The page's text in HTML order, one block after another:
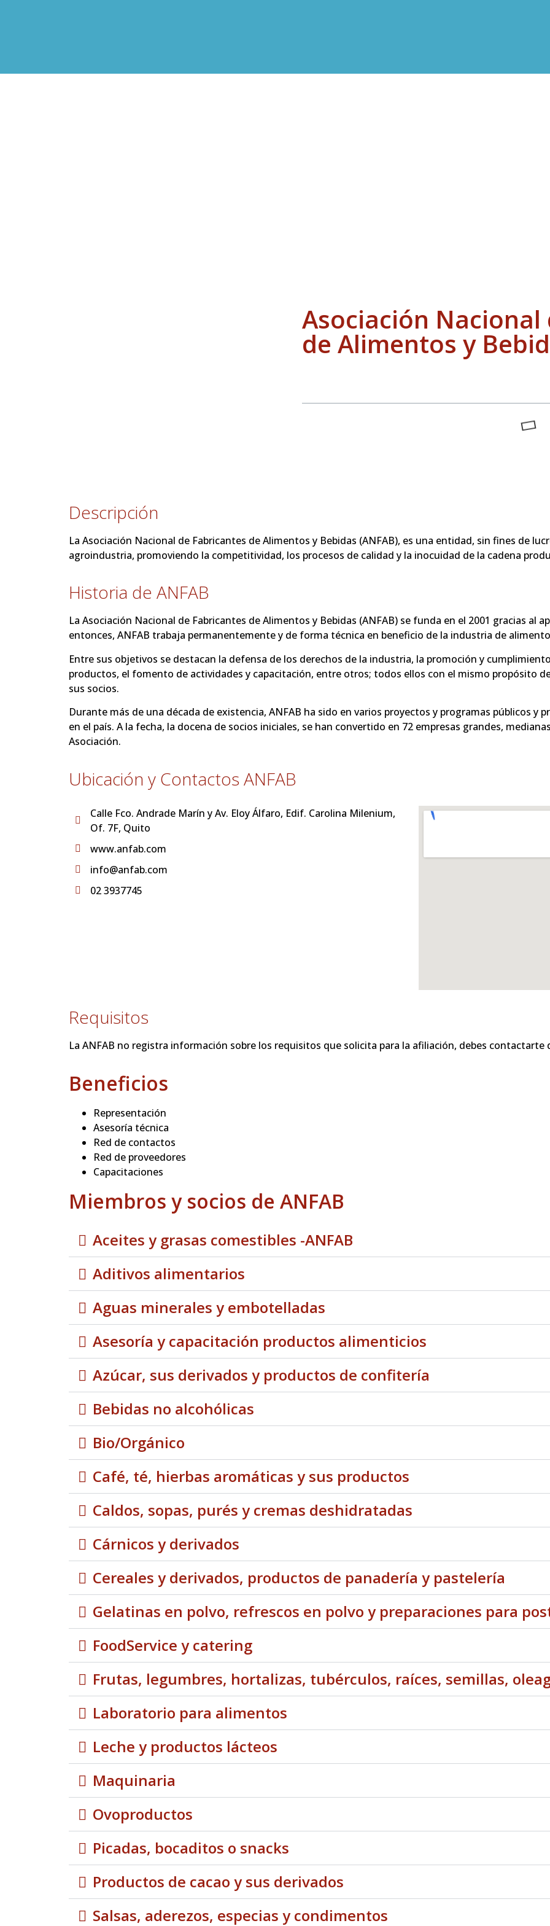
Asociación Nacional
de Alimentos y
Descripción
La Asociación Nacional de Fabricantes de Alimentos y Bebidas (ANFAB), es una entidad, sin fines de
agroindustria, promoviendo la competitividad, los procesos de calidad y la inocuidad de la cadena
Historia de ANFAB
La Asociación Nacional de Fabricantes de Alimentos y Bebidas (ANFAB) se funda en el 2001 gracias al
entonces, ANFAB trabaja permanentemente y de forma técnica en beneficio de la industria de
Entre sus objetivos se destacan la defensa de los derechos de la industria, la promoción y
productos, el fomento de actividades y capacitación, entre otros; todos ellos con el mismo propósito
sus socios.
Durante más de una década de existencia, ANFAB ha sido en varios proyectos y programas públicos y
en el país. A la fecha, la docena de socios iniciales, se han convertido en 72 empresas grandes,
Asociación.
Ubicación y Contactos ANFAB
Calle Fco. Andrade Marín y Av. Eloy Álfaro, Edif. Carolina Milenium,
Of. 7F, Quito
www.anfab.com
info@anfab.com
02 3937745
Requisitos
La ANFAB no registra información sobre los requisitos que solicita para la afiliación, debes contactarte
Beneficios
Representación
Asesoría técnica
Red de contactos
Red de proveedores
Capacitaciones
Miembros y socios de ANFAB
Aceites y grasas comestibles -ANFAB
Aditivos alimentarios
Aguas minerales y embotelladas
Asesoría y capacitación productos alimenticios
Azúcar, sus derivados y productos de confitería
Bebidas no alcohólicas
Bio/Orgánico
Café, té, hierbas aromáticas y sus productos
Caldos, sopas, purés y cremas deshidratadas
Cárnicos y derivados
Cereales y derivados, productos de panadería y pastelería
Gelatinas en polvo, refrescos en polvo y preparaciones para
FoodService y catering
Frutas, legumbres, hortalizas, tubérculos, raíces, semillas,
Laboratorio para alimentos
Leche y productos lácteos
Maquinaria
Ovoproductos
Picadas, bocaditos o snacks
Productos de cacao y sus derivados
Salsas, aderezos, especias y condimentos